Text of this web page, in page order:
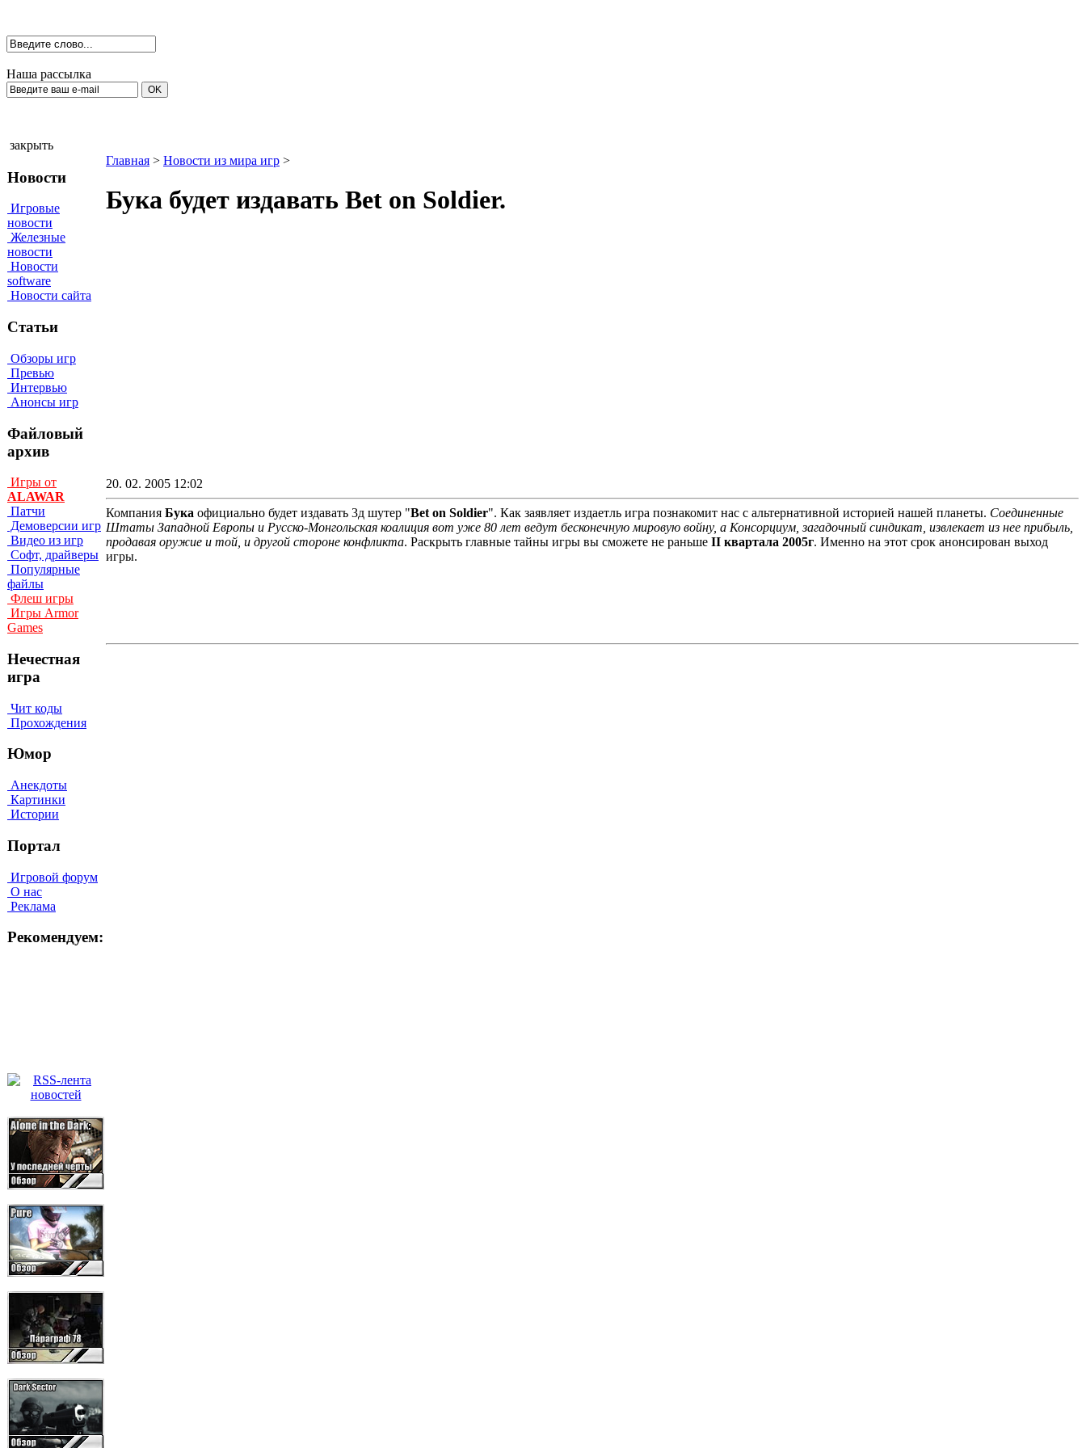
Наша рассылка
закрыть
Новости
Игровые
новости
Железные
новости
Новости
software
Новости сайта
Статьи
Обзоры игр
Превью
Интервью
Анонсы игр
Файловый
архив
Игры от
ALAWAR
Патчи
Демоверсии игр
Видео из игр
Софт, драйверы
Популярные
файлы
Флеш игры
Игры Armor
Games
Нечестная
игра
Чит коды
Прохождения
Юмор
Анекдоты
Картинки
Истории
Портал
Игровой форум
О нас
Реклама
Рекомендуем:
Главная > Новости из мира игр >
Бука будет издавать Bet on Soldier.
20. 02. 2005 12:02
Компания Бука официально будет издавать 3д шутер "Bet on Soldier". Как заявляет издаетль игра познакомит нас с альтернативной историей нашей планеты. Соединенные
Штаты Западной Европы и Русско-Монгольская коалиция вот уже 80 лет ведут бесконечную мировую войну, а Консорциум, загадочный синдикат, извлекает из нее прибыль,
продавая оружие и той, и другой стороне конфликта. Раскрыть главные тайны игры вы сможете не раньше II квартала 2005г. Именно на этот срок анонсирован выход
игры.